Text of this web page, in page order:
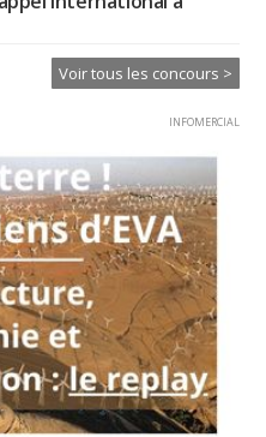
Voir tous les concours >
INFOMERCIAL